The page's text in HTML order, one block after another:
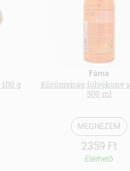
g
Fáma
Körömvirág folyékony
500 ml
MEGNÉZEM
2359 Ft
Elérhetõ